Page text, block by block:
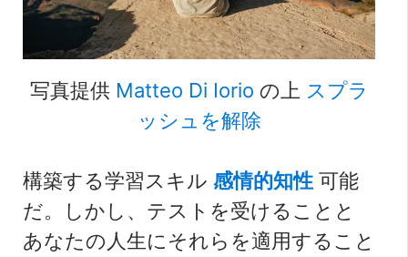
写真提供 Matteo Di Iorio の上 スプラ
ッシュを解除
構築する学習スキル 感情的知性 可能
だ。しかし、テストを受けることと
あなたの人生にそれらを適用すること